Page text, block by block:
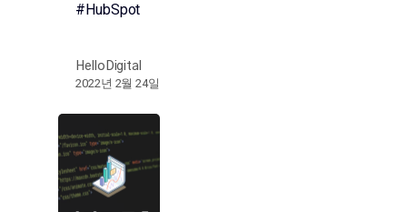
#HubSpot
HelloDigital
2022년 2월 24일